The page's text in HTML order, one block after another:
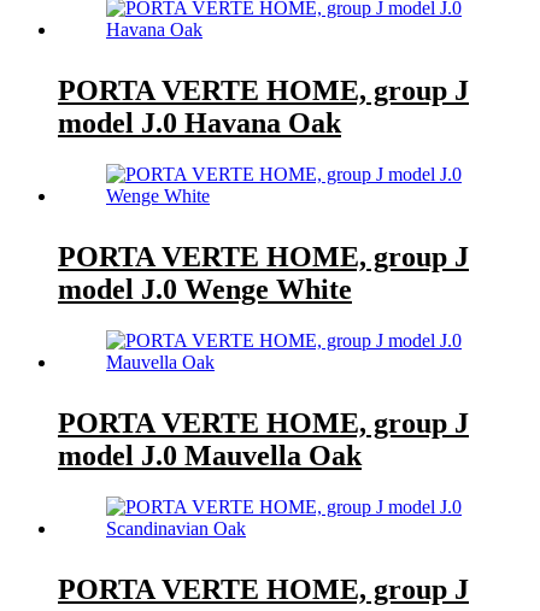
PORTA VERTE HOME, group J
model J.0 Havana Oak
PORTA VERTE HOME, group J
model J.0 Wenge White
PORTA VERTE HOME, group J
model J.0 Mauvella Oak
PORTA VERTE HOME, group J